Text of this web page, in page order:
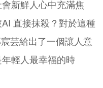
新鮮人心中充滿焦
直接抹殺？對於這種
芸給出了一個讓人意
輕人最幸福的時